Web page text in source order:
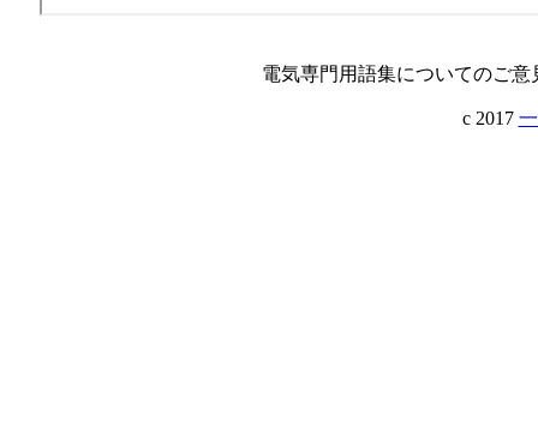
電気専門用語集についてのご意
c 2017